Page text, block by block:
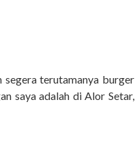
segera terutamanya burger
saya adalah di Alor Setar,